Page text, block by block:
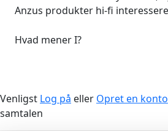
Anzus produkter hi-fi
Hvad mener I?
Venligst Log på eller Opret en konto
samtalen